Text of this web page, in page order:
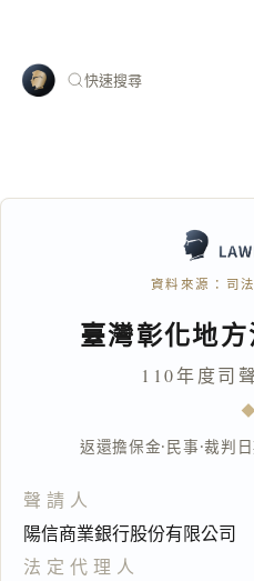
快速搜尋
資料來源：司
臺灣彰化地
110年度司
返還擔保金·民事·裁判
聲請人
陽信商業銀行股份有限公司
法定代理人